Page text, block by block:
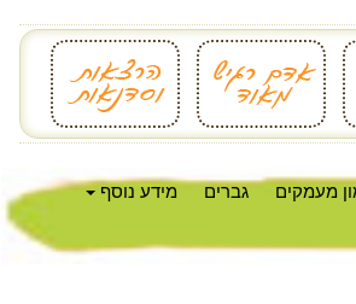
מעמקים גברים מידע נוסף